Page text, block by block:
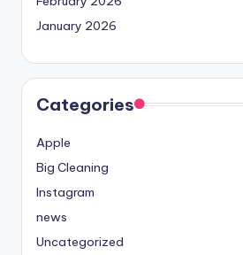
January 2026
Categories
Apple
Big Cleaning
Instagram
news
Uncategorized